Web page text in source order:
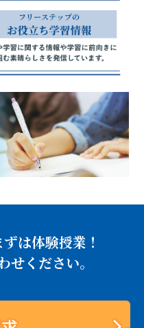
は体験授業！
せください。